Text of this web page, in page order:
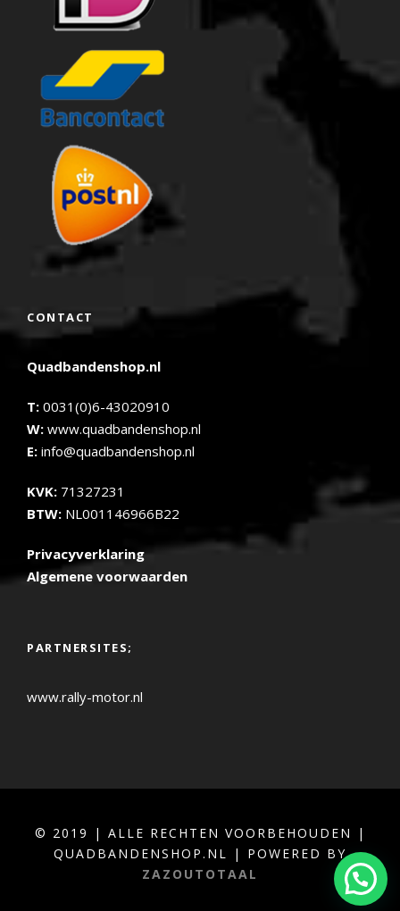
CONTACT
Quadbandenshop.nl
T: 0031(0)6-43020910
W: www.quadbandenshop.nl
E: info@quadbandenshop.nl
KVK: 71327231
BTW: NL001146966B22
Privacyverklaring
Algemene voorwaarden
PARTNERSITES;
www.rally-motor.nl
© 2019 | ALLE RECHTEN VOORBEHOUDEN |
QUADBANDENSHOP.NL | POWERED BY
ZAZOUTOTAAL